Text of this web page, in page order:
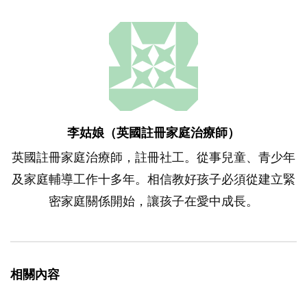
李姑娘（英國註冊家庭治療師）
英國註冊家庭治療師，註冊社工。從事兒童、青少年
及家庭輔導工作十多年。相信教好孩子必須從建立緊
密家庭關係開始，讓孩子在愛中成長。
相關內容